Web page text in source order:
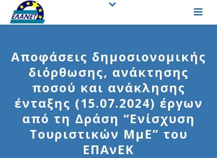
Απoφάσεις δημοσιονομικής
διόρθωσης, ανάκτησης
ποσού και ανάκλησης
ένταξης (15.07.2024) έργων
από τη Δράση “Ενίσχυση
Τουριστικών ΜμΕ” του
ΕΠΑνΕΚ